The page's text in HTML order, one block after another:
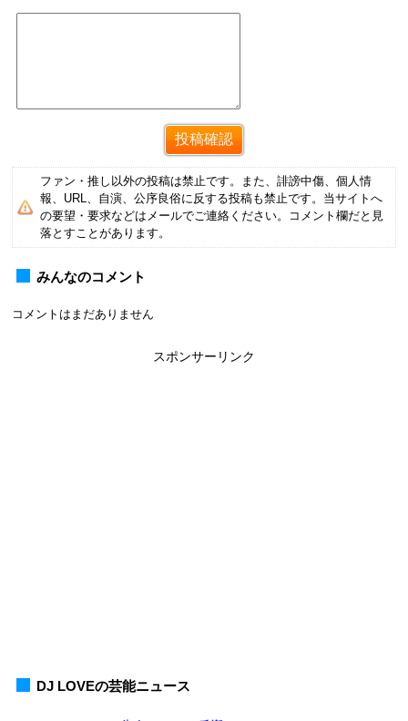
ファン・推し以外の投稿は禁止です。また、誹謗中傷、個人情
報、URL、自演、公序良俗に反する投稿も禁止です。当サイトへ
の要望・要求などはメールでご連絡ください。コメント欄だと見
落とすことがあります。
みんなのコメント
コメントはまだありません
スポンサーリンク
DJ LOVEの芸能ニュース